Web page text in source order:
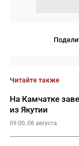
Читайте также
На Камчатке
из Якутии
09:00, 08 августа